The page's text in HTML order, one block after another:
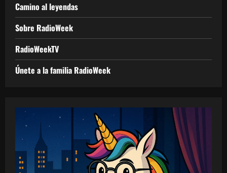
Camino al leyendas
Sobre RadioWeek
RadioWeekTV
Únete a la familia RadioWeek